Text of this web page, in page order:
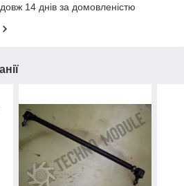
14 днів за домовленістю